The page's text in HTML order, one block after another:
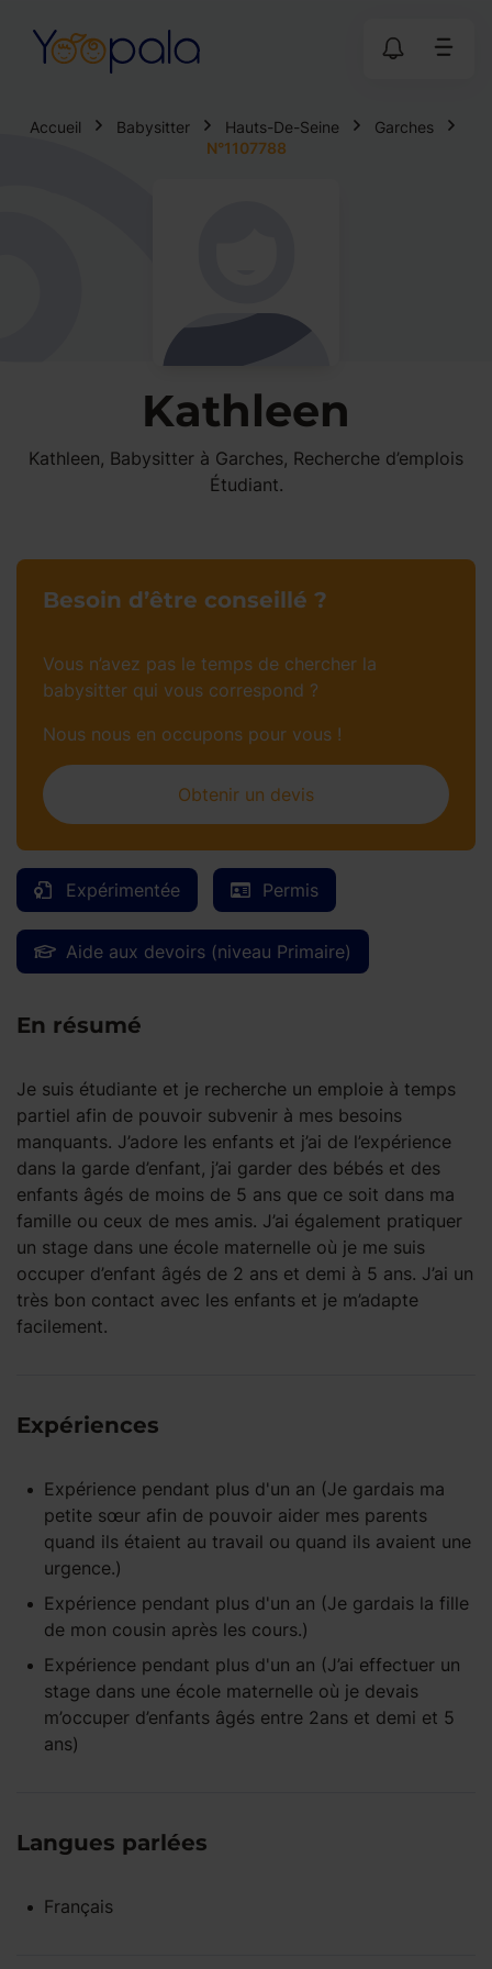
Accueil Babysitter Hauts-De-Seine
Garches
N°1107788
Kathleen
Kathleen, Babysitter à Garches, Recherche d’emplois
Étudiant.
Expérimentée Permis
Aide aux devoirs (niveau Primaire)
En résumé
Je suis étudiante et je recherche un emploie à temps
partiel afin de pouvoir subvenir à mes besoins
manquants. J’adore les enfants et j’ai de l’expérience
dans la garde d’enfant, j’ai garder des bébés et des
enfants âgés de moins de 5 ans que ce soit dans ma
famille ou ceux de mes amis. J’ai également pratiquer
un stage dans une école maternelle où je me suis
occuper d’enfant âgés de 2 ans et demi à 5 ans. J’ai un
très bon contact avec les enfants et je m’adapte
facilement.
Expériences
Expérience pendant plus d'un an (Je gardais ma
petite sœur afin de pouvoir aider mes parents
quand ils étaient au travail ou quand ils avaient une
urgence.)
Expérience pendant plus d'un an (Je gardais la fille
de mon cousin après les cours.)
Expérience pendant plus d'un an (J’ai effectuer un
stage dans une école maternelle où je devais
m’occuper d’enfants âgés entre 2ans et demi et 5
ans)
Langues parlées
Français
Besoin d’être conseillé ?
Vous n’avez pas le temps de chercher la
babysitter qui vous correspond ?
Nous nous en occupons pour vous !
Obtenir un devis